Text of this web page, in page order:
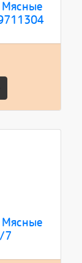
Мясные
Мясные
7